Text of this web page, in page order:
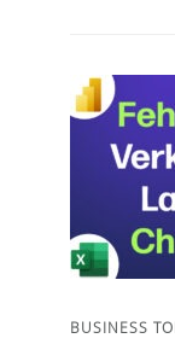
BUSINESS